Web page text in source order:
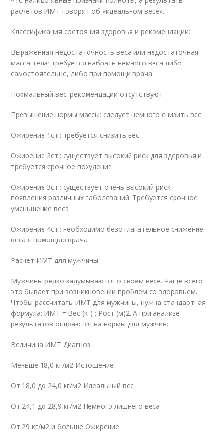
расчетов ИМТ говорят об «идеальном весе».
Классификация состояния здоровья и рекомендации:
Выраженная недостаточность веса или недостаточная
масса тела: требуется набрать немного веса либо
самостоятельно, либо при помощи врача
Нормальный вес: рекомендации отсутствуют
Превышение нормы массы: следует немного снизить вес
Ожирение 1ст.: требуется снизить вес
Ожирение 2ст.: существует высокий риск для здоровья и
требуется срочное похудение
Ожирение 3ст.: существует очень высокий риск
появления различных заболеваний. Требуется срочное
уменьшение веса
Ожирение 4ст.: необходимо безотлагательное снижение
веса с помощью врача
Расчет ИМТ для мужчины
Мужчины редко задумываются о своем весе. Чаще всего
это бывает при возникновении проблем со здоровьем.
Чтобы рассчитать ИМТ для мужчины, нужна стандартная
формула: ИМТ = Вес (кг) : Рост (м)2. А при анализе
результатов опираются на нормы для мужчин:
Величина ИМТ Диагноз
Меньше 18,0 кг/м2 Истощение
От 18,0 до 24,0 кг/м2 Идеальный вес
От 24,1 до 28,9 кг/м2 Немного лишнего веса
От 29 кг/м2 и больше Ожирение